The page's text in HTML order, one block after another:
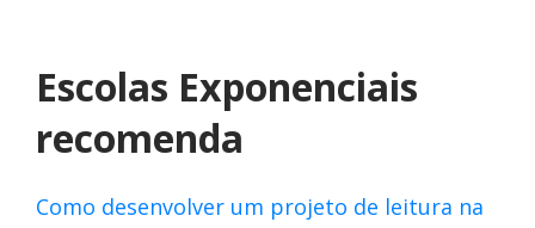
Escolas Exponenciais
recomenda
Como desenvolver um projeto de leitura na